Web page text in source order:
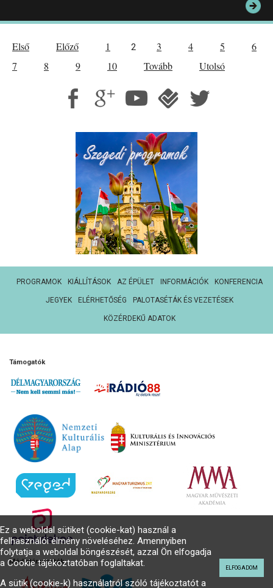
Első Előző 1 2 3 4 5
6
7
8 9 10 Tovább Utolsó
PROGRAMOK KIÁLLÍTÁSOK AZ ÉPÜLET INFORMÁCIÓK KONFERENCIA
JEGYEK ELÉRHETŐSÉG PALOTASÉTÁK ÉS VEZETÉSEK
KÖZÉRDEKŰ ADATOK
Támogatók
Médiatámogatók
Ez a weboldal sütiket (cookie-kat) használ a
felhasználói élmény növeléséhez. Amennyiben
folytatja a weboldal böngészését, azzal Ön elfogadja
a Cookie tájékoztatóban foglaltakat.
A sütik (cookie-k) használatról szóló tájékoztatót a
ELFOGADOM